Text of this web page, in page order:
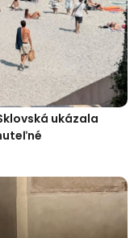
ukázala